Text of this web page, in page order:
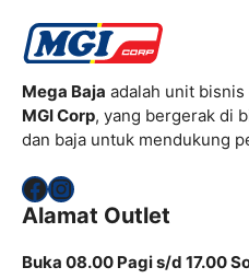
Mega Baja adalah unit
MGI Corp, yang bergerak di
dan baja untuk mendukung
Facebook
Instagram
Alamat Outlet
Buka 08.00 Pagi s/d 17.00